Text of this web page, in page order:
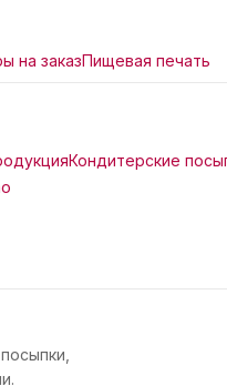
на заказПищевая печать
Кондитерские